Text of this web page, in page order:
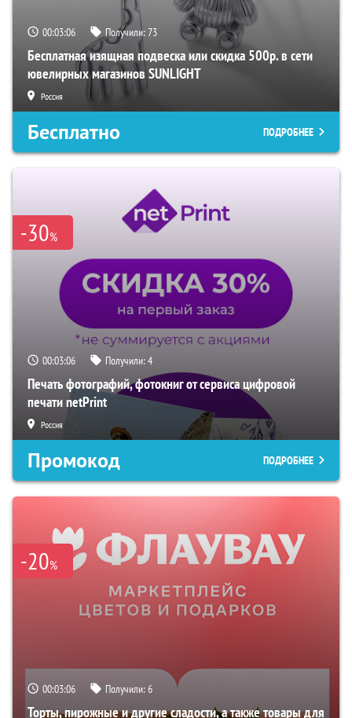
00:03:05 Получили:73
Бесплатная изящная подвеска или скидка 500р. в сети
ювелирных магазинов SUNLIGHT
Россия
Бесплатно ПОДРОБНЕЕ
-30%
00:03:05 Получили:4
Печать фотографий, фотокниг от сервиса цифровой
печати netPrint
Россия
Промокод ПОДРОБНЕЕ
-20%
00:03:05 Получили:6
Торты, пирожные и другие сладости, а также товары для